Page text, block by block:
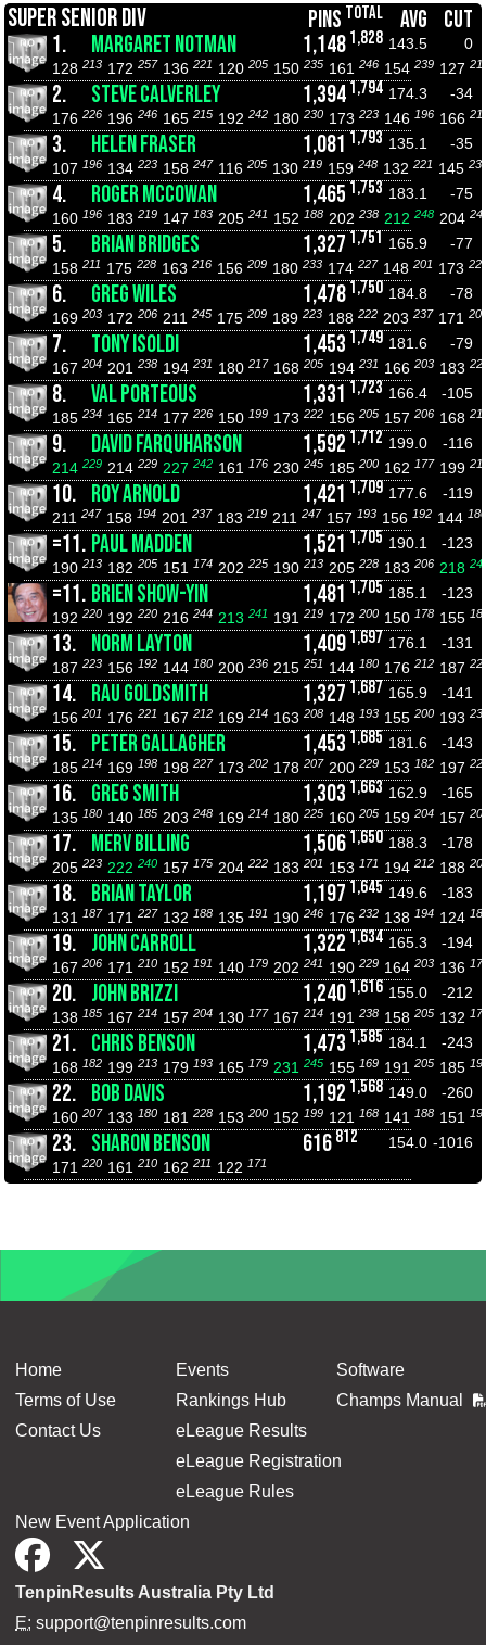
SUPER SENIOR DIV PINS TOTAL AVG
CUT
1.
MARGARET NOTMAN 1,148 1,828 143.5
0
128 213 172 257 136 221 120 205 150 235 161 246 154 239 127
2. STEVE CALVERLEY 1,3941,794 174.3
-34
176 226 196 246 165 215 192 242 180 230 173 223 146 196 166
3. HELEN FRASER 1,081 1,793 135.1
-35
107 196 134 223 158 247 116 205 130 219 159 248 132 221 145
4. ROGER MCCOWAN 1,465 1,753 183.1
-75
160 196 183 219 147 183 205 241 152 188 202 238 212 248 204
5. BRIAN BRIDGES 1,327 1,751 165.9
-77
158 211 175 228 163 216 156 209 180 233 174 227 148 201 173
6. GREG WILES 1,4781,750 184.8
-78
169 203 172 206 211 245 175 209 189 223 188 222 203 237 171
7. TONY ISOLDI 1,453 1,749 181.6
-79
167 204 201 238 194 231 180 217 168 205 194 231 166 203 183
8. VAL PORTEOUS 1,331 1,723 166.4
-105
185 234 165 214 177 226 150 199 173 222 156 205 157 206 168
9. DAVID FARQUHARSON 1,592 1,712 199.0
-116
214 229 214 229 227 242 161 176 230 245 185 200 162 177 199
10. ROY ARNOLD 1,421 1,709 177.6
-119
211 247 158 194 201 237 183 219 211 247 157 193 156 192 144 180
=11. PAUL MADDEN 1,521 1,705 190.1
-123
190 213 182 205 151 174 202 225 190 213 205 228 183 206 218
=11. BRIEN SHOW-YIN 1,481 1,705 185.1
-123
192 220 192 220 216 244 213 241 191 219 172 200 150 178 155
13. NORM LAYTON 1,4091,697 176.1
-131
187 223 156 192 144 180 200 236 215 251 144 180 176 212 187
14. RAU GOLDSMITH 1,327 1,687 165.9
-141
156 201 176 221 167 212 169 214 163 208 148 193 155 200 193
15. PETER GALLAGHER 1,453 1,685 181.6
-143
185 214 169 198 198 227 173 202 178 207 200 229 153 182 197
16. GREG SMITH 1,303 1,663 162.9
-165
135 180 140 185 203 248 169 214 180 225 160 205 159 204 157
17. MERV BILLING 1,5061,650 188.3
-178
205 223 222 240 157 175 204 222 183 201 153 171 194 212 188
18. BRIAN TAYLOR 1,197 1,645 149.6
-183
131
187 171 227 132 188 135 191 190 246 176 232 138 194 124
19. JOHN CARROLL 1,322 1,634 165.3
-194
167 206 171 210 152 191 140 179 202 241 190 229 164 203 136
20. JOHN BRIZZI 1,2401,616 155.0
-212
138 185 167 214 157 204 130 177 167 214 191 238 158 205 132
21. CHRIS BENSON 1,473 1,585 184.1
-243
168 182 199 213 179 193 165 179 231 245 155 169 191 205 185
22. BOB DAVIS 1,192 1,568 149.0
-260
160 207 133 180 181 228 153 200 152 199 121 168 141 188 151
23. SHARON BENSON 616 812 154.0 -1016
171 220 161 210 162 211 122 171
Home
Terms of Use
Contact Us
Events
Rankings Hub
eLeague Results
eLeague Registration
eLeague Rules
Software
Champs Manual
New Event Application
TenpinResults Australia Pty Ltd
E: support@tenpinresults.com